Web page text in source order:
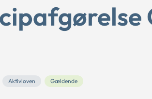
Aktivloven Gældende